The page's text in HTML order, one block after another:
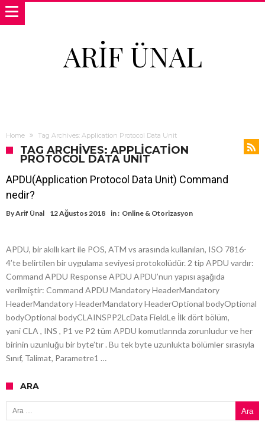
ARIF ÜNAL
Home Tag Archives: Application Protocol Data Unit
TAG ARCHIVES: APPLICATION
PROTOCOL DATA UNIT
APDU(Application Protocol Data Unit) Command
nedir?
ByArif Ünal 12 Ağustos 2018 in : Online & Otorizasyon
APDU, bir akıllı kart ile POS, ATM vs arasında kullanılan, ISO 7816-
4’te belirtilen bir uygulama seviyesi protokolüdür. 2 tip APDU vardır:
Command APDU Response APDU APDU’nun yapısı aşağıda
verilmiştir: Command APDU Mandatory HeaderMandatory
HeaderMandatory HeaderMandatory HeaderOptional bodyOptional
bodyOptional bodyCLAINSPP2LcData FieldLe İlk dört bölüm,
yani CLA , INS , P1 ve P2 tüm APDU komutlarında zorunludur ve her
birinin uzunluğu bir byte’tır . Bu tek byte uzunlukta bölümler sırasıyla
Sınıf, Talimat, Parametre1 …
ARA
Arama: